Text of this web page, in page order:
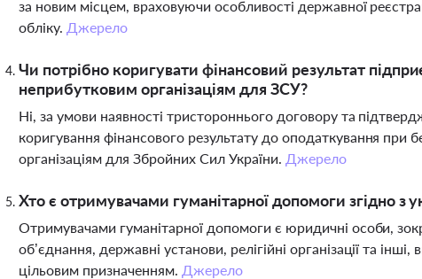
за новим місцем, враховуючи особливості державної
обліку. Джерело
Чи потрібно коригувати фінансовий результат
неприбутковим організаціям для ЗСУ?
Ні, за умови наявності тристороннього договору та
коригування фінансового результату до оподаткування при
організаціям для Збройних Сил України. Джерело
Хто є отримувачами гуманітарної допомоги згідно з
Отримувачами гуманітарної допомоги є юридичні особи,
об’єднання, державні установи, релігійні організації та
цільовим призначенням. Джерело